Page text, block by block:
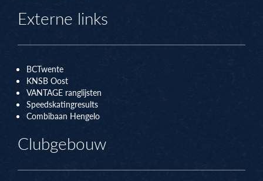
Externe links
BCTwente
KNSB Oost
VANTAGE ranglijsten
Speedskatingresults
Combibaan Hengelo
Clubgebouw